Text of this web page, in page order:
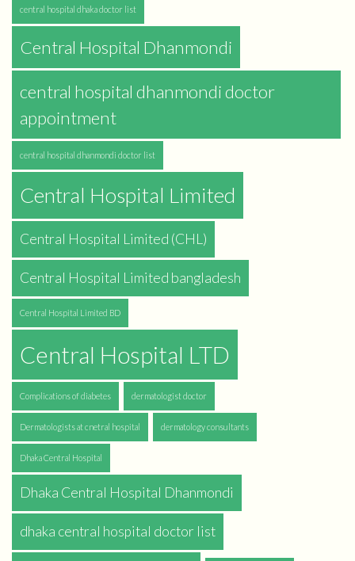
central hospital dhaka doctor list
Central Hospital Dhanmondi
central hospital dhanmondi doctor
appointment
central hospital dhanmondi doctor list
Central Hospital Limited
Central Hospital Limited (CHL)
Central Hospital Limited bangladesh
Central Hospital Limited BD
Central Hospital LTD
Complications of diabetes dermatologist doctor
Dermatologists at cnetral hospital dermatology consultants
Dhaka Central Hospital
Dhaka Central Hospital Dhanmondi
dhaka central hospital doctor list